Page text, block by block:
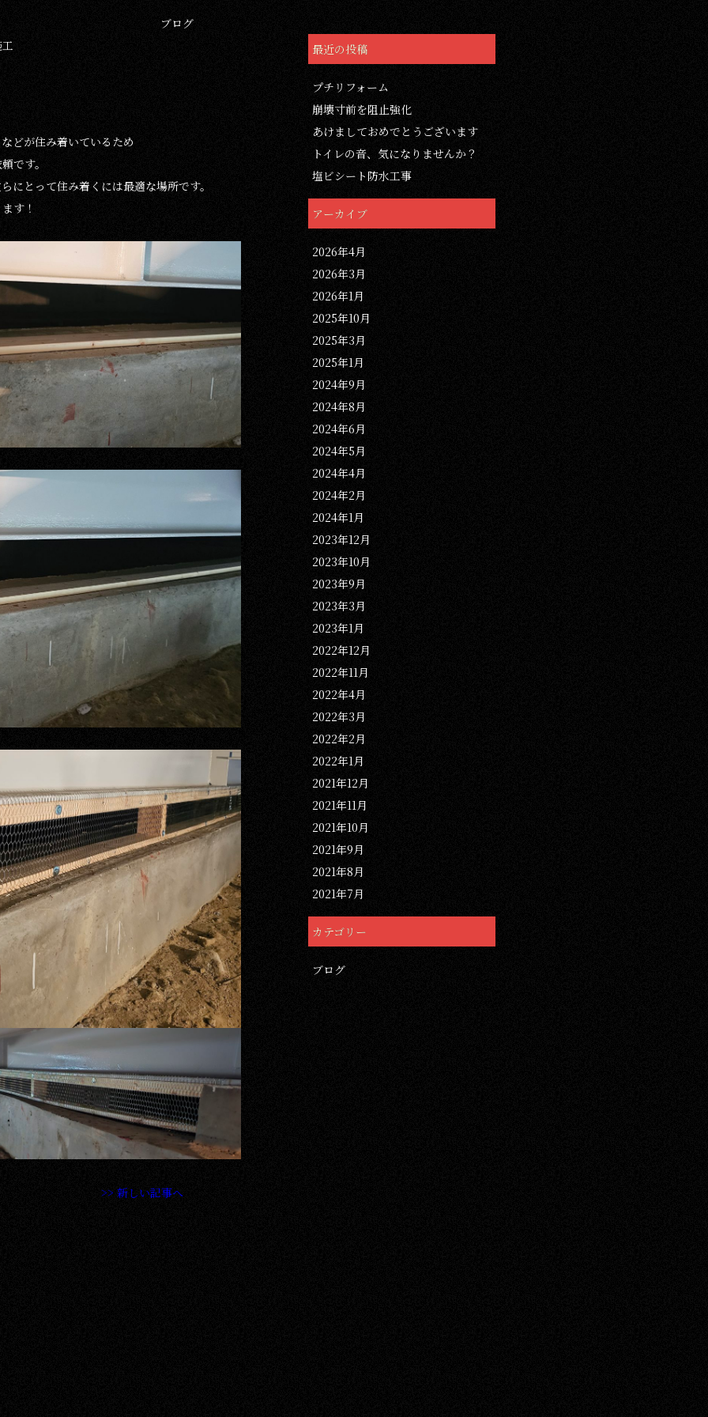
ブログ
どが住み着いているため
です。
にとって住み着くには最適な場所です。
す！
>> 新しい記事へ
最近の投稿
プチリフォーム
崩壊寸前を阻止強化
あけましておめでとうございます
トイレの音、気になりませんか？
塩ビシート防水工事
アーカイブ
2026年4月
2026年3月
2026年1月
2025年10月
2025年3月
2025年1月
2024年9月
2024年8月
2024年6月
2024年5月
2024年4月
2024年2月
2024年1月
2023年12月
2023年10月
2023年9月
2023年3月
2023年1月
2022年12月
2022年11月
2022年4月
2022年3月
2022年2月
2022年1月
2021年12月
2021年11月
2021年10月
2021年9月
2021年8月
2021年7月
カテゴリー
ブログ